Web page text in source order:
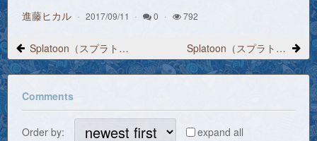
進藤ヒカル 2017/09/11 0 792
Splatoon（スプラトゥーン）プレイ日記 2017/8/30 11:44「運営者は闇を握り、光と希望を捨てた」 Splatoon（スプラトゥーン）プレイ日記 2017/9/10 14:02「ランク14のチーター」
Comments
Order by:
expand all